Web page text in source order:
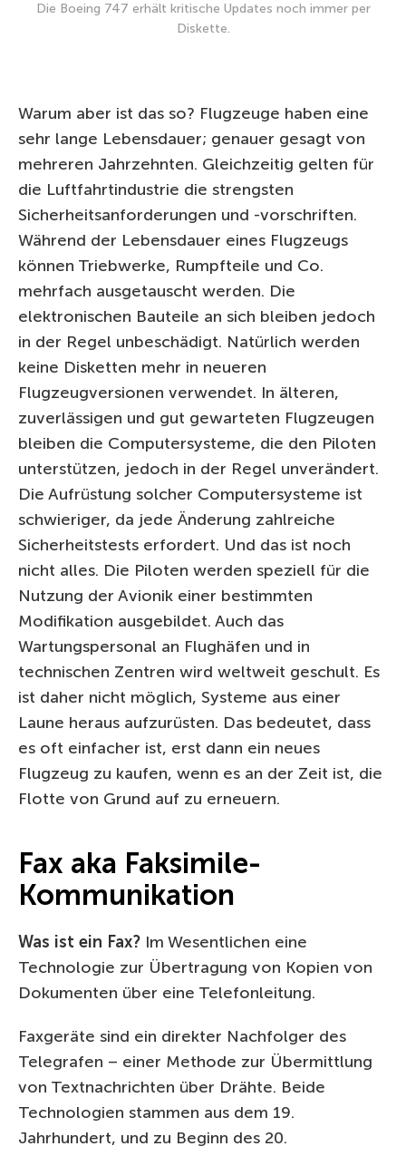
Die Boeing 747 erhält kritische Updates noch immer per
Diskette.
Warum aber ist das so? Flugzeuge haben eine
sehr lange Lebensdauer; genauer gesagt von
mehreren Jahrzehnten. Gleichzeitig gelten für
die Luftfahrtindustrie die strengsten
Sicherheitsanforderungen und -vorschriften.
Während der Lebensdauer eines Flugzeugs
können Triebwerke, Rumpfteile und Co.
mehrfach ausgetauscht werden. Die
elektronischen Bauteile an sich bleiben jedoch
in der Regel unbeschädigt. Natürlich werden
keine Disketten mehr in neueren
Flugzeugversionen verwendet. In älteren,
zuverlässigen und gut gewarteten Flugzeugen
bleiben die Computersysteme, die den Piloten
unterstützen, jedoch in der Regel unverändert.
Die Aufrüstung solcher Computersysteme ist
schwieriger, da jede Änderung zahlreiche
Sicherheitstests erfordert. Und das ist noch
nicht alles. Die Piloten werden speziell für die
Nutzung der Avionik einer bestimmten
Modifikation ausgebildet. Auch das
Wartungspersonal an Flughäfen und in
technischen Zentren wird weltweit geschult. Es
ist daher nicht möglich, Systeme aus einer
Laune heraus aufzurüsten. Das bedeutet, dass
es oft einfacher ist, erst dann ein neues
Flugzeug zu kaufen, wenn es an der Zeit ist, die
Flotte von Grund auf zu erneuern.
Fax aka Faksimile-
Kommunikation
Was ist ein Fax? Im Wesentlichen eine
Technologie zur Übertragung von Kopien von
Dokumenten über eine Telefonleitung.
Faxgeräte sind ein direkter Nachfolger des
Telegrafen – einer Methode zur Übermittlung
von Textnachrichten über Drähte. Beide
Technologien stammen aus dem 19.
Jahrhundert, und zu Beginn des 20.